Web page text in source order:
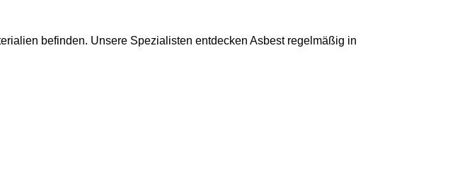
befinden. Unsere Spezialisten entdecken Asbest regelmäßig in